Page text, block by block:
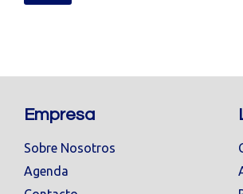
Empresa
Sobre Nosotros
Agenda